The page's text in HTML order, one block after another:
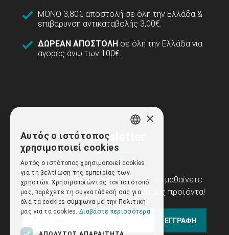
ΜΟΝΟ 3,80€ αποστολή σε όλη την Ελλάδα &
επιβάρυνση αντικαταβολής 3,00€.
ΔΩΡΕΑΝ ΑΠΟΣΤΟΛΗ σε όλη την Ελλάδα για
αγορές άνω των 100€.
Newsletter
Εγγραφείτε στο newsletter μας για να μαθαίνετε
πρώτοι τις προσφορές και τα νέα μας προϊόντα!
ΕΓΓΡΑΦΗ
×
Αυτός ο ιστότοπος
χρησιμοποιεί cookies
Αυτός ο ιστότοπος χρησιμοποιεί cookies
για τη βελτίωση της εμπειρίας των
χρηστών. Χρησιμοποιώντας τον ιστότοπό
μας, παρέχετε τη συγκατάθεσή σας για
όλα τα cookies σύμφωνα με την Πολιτική
μας για τα cookies. Διαβάστε περισσότερα